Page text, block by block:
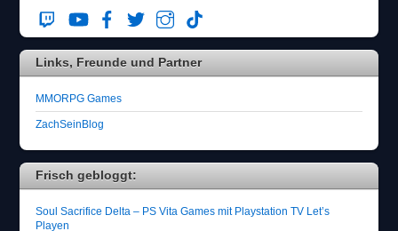
Links, Freunde und Partner
MMORPG Games
ZachSeinBlog
Frisch gebloggt:
Soul Sacrifice Delta – PS Vita Games mit Playstation TV Let’s
Playen